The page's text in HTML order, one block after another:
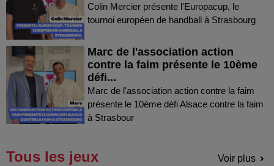
Colin Mercier présente l'Europacup, le
tournoi européen de handball à Strasbourg
Marc de l'association action
contre la faim présente le 10ème
défi...
Marc de l'association action contre la faim
présente le 10ème défi Alsace contre la faim
à Strasbour
Tous les jeux Voir plus